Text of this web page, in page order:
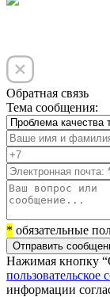
Обратная связь
Тема сообщения:
* обязательные
Отправить
Нажимая кнопку
пользовательское
информации